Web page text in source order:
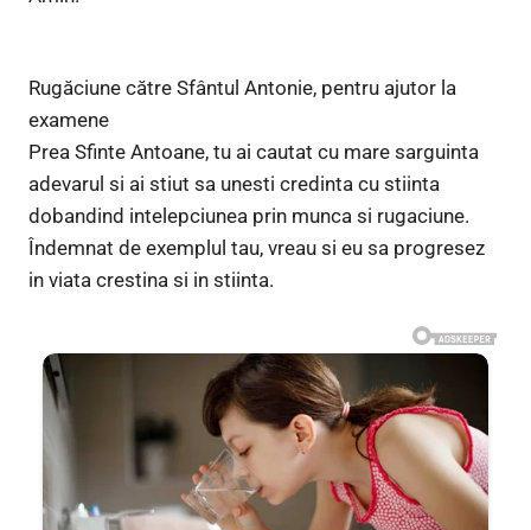
Rugăciune către Sfântul Antonie, pentru ajutor la
examene
Prea Sfinte Antoane, tu ai cautat cu mare sarguinta
adevarul si ai stiut sa unesti credinta cu stiinta
dobandind intelepciunea prin munca si rugaciune.
Îndemnat de exemplul tau, vreau si eu sa progresez
in viata crestina si in stiinta.